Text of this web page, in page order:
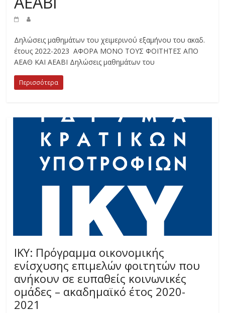
Δηλώσεις μαθημάτων του χειμερινού εξαμήνου του ακαδ.
έτους 2022-2023 ΑΦΟΡΑ MONO ΤΟΥΣ ΦΟΙΤΗΤΕΣ ΑΠΟ
ΑΕΑΘ ΚΑΙ ΑΕΑΒΙ Δηλώσεις μαθημάτων του
Περισσότερα
ΙΚΥ: Πρόγραμμα οικονομικής
ενίσχυσης επιμελών φοιτητών που
ανήκουν σε ευπαθείς κοινωνικές
ομάδες – ακαδημαϊκό έτος 2020-
2021